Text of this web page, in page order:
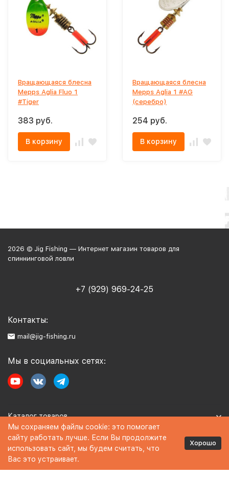
Вращающаяся блесна
Mepps Aglia Fluo 1
#Tiger
383 руб.
В корзину
Вращающаяся блесна
Mepps Aglia 1 #AG
(серебро)
254 руб.
В корзину
2026 © Jig Fishing — Интернет магазин товаров для
спиннинговой ловли
+7 (929) 969-24-25
Контакты:
mail@jig-fishing.ru
Мы в социальных сетях:
Каталог товаров
Информация
Политика персональных данных
Мы сохраняем файлы cookie: это помогает
сайту работать лучше. Если Вы продолжите
использовать сайт, мы будем считать, что
Вас это устраивает.
Хорошо